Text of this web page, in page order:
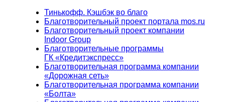
Тинькофф. Кэшбэк во благо
Благотворительный проект портала mos.ru
Благотворительный проект компании
Indoor Group
Благотворительные программы
ГК «Кредитэкспресс»
Благотворительная программа компании
«Дорожная сеть»
Благотворительная программа компании
«Болта»